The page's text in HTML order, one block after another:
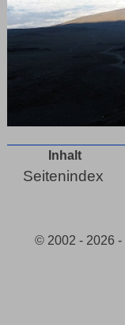
Inhalt
Seitenindex
© 2002 - 2026 -